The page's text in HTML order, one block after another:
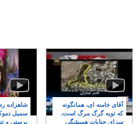
شاهزاده
سمبل
پرستی و
آقای خامنه ای، همانگونه
که توبه گرگ مرگ است،
سزای جنایات همیشگی